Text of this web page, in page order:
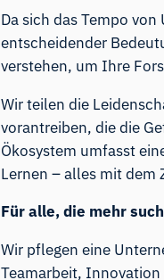
Da sich das Tempo
entscheidender
verstehen, um Ihre
Wir teilen die
vorantreiben, die die
Ökosystem umfasst
Lernen – alles mit dem
Für alle, die mehr
Wir pflegen eine
Teamarbeit,